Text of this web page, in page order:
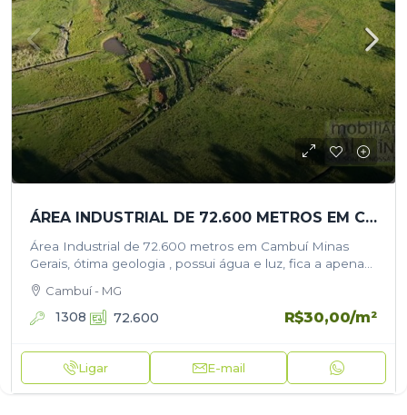
ÁREA INDUSTRIAL DE 72.600 METROS EM CAMBUÍ MINAS GERAIS
Área Industrial de 72.600 metros em Cambuí Minas
Gerais, ótima geologia , possui água e luz, fica a apenas
Cambuí - MG
1308 72.600 R$30,00/m²
Ligar E-mail